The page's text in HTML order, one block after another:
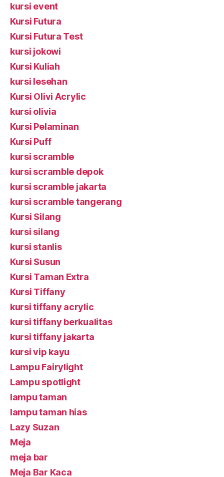
kursi event
Kursi Futura
Kursi Futura Test
kursi jokowi
Kursi Kuliah
kursi lesehan
Kursi Olivi Acrylic
kursi olivia
Kursi Pelaminan
Kursi Puff
kursi scramble
kursi scramble depok
kursi scramble jakarta
kursi scramble tangerang
Kursi Silang
kursi silang
kursi stanlis
Kursi Susun
Kursi Taman Extra
Kursi Tiffany
kursi tiffany acrylic
kursi tiffany berkualitas
kursi tiffany jakarta
kursi vip kayu
Lampu Fairylight
Lampu spotlight
lampu taman
lampu taman hias
Lazy Suzan
Meja
meja bar
Meja Bar Kaca